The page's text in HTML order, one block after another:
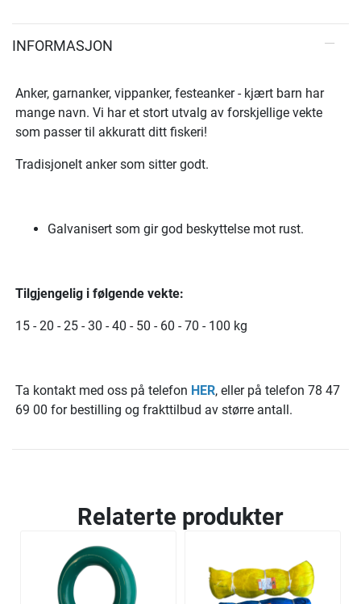
INFORMASJON
Anker, garnanker, vippanker, festeanker - kjært barn har
mange navn. Vi har et stort utvalg av forskjellige vekte
som passer til akkuratt ditt fiskeri!
Tradisjonelt anker som sitter godt.
Galvanisert som gir god beskyttelse mot rust.
Tilgjengelig i følgende vekte:
15 - 20 - 25 - 30 - 40 - 50 - 60 - 70 - 100 kg
Ta kontakt med oss på telefon HER, eller på telefon 78 47
69 00 for bestilling og frakttilbud av større antall.
Relaterte produkter